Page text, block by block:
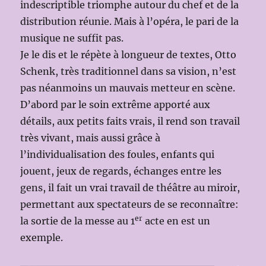
indescriptible triomphe autour du chef et de la
distribution réunie. Mais à l’opéra, le pari de la
musique ne suffit pas.
Je le dis et le répète à longueur de textes, Otto
Schenk, très traditionnel dans sa vision, n’est
pas néanmoins un mauvais metteur en scène.
D’abord par le soin extrême apporté aux
détails, aux petits faits vrais, il rend son travail
très vivant, mais aussi grâce à
l’individualisation des foules, enfants qui
jouent, jeux de regards, échanges entre les
gens, il fait un vrai travail de théâtre au miroir,
permettant aux spectateurs de se reconnaître:
la sortie de la messe au 1er acte en est un
exemple.